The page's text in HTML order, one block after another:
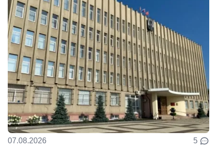
07.08.2026 5